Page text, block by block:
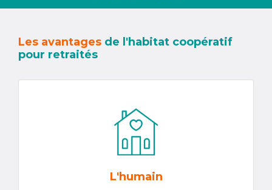
Les avantages de l'habitat coopératif
pour retraités
L'humain